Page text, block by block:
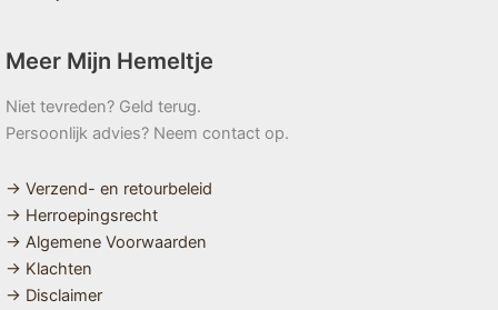
Meer Mijn Hemeltje
Niet tevreden? Geld terug.
Persoonlijk advies? Neem contact op.
→ Verzend- en retourbeleid
→ Herroepingsrecht
→ Algemene Voorwaarden
→ Klachten
→ Disclaimer